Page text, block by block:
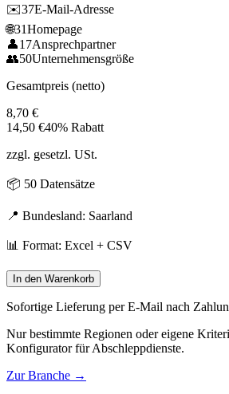
✉️37E-Mail-Adresse
🌐31Homepage
👤17Ansprechpartner
👥50Unternehmensgröße
Gesamtpreis (netto)
8,70 €
14,50 €40% Rabatt
zzgl. gesetzl. USt.
📦 50 Datensätze
📍 Bundesland: Saarland
📊 Format: Excel + CSV
In den Warenkorb
Sofortige Lieferung per E-Mail nach
Nur bestimmte Regionen oder eigene
Konfigurator fürAbschleppdienste.
Zur Branche →